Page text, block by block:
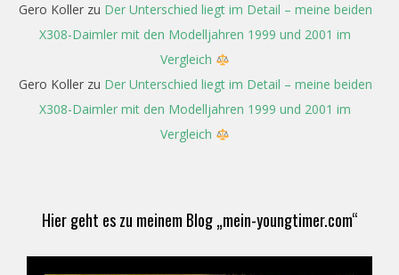
Gero Kollerzu Der Unterschied liegt im Detail – meine beiden
X308-Daimler mit den Modelljahren 1999 und 2001 im
Vergleich
Gero Kollerzu Der Unterschied liegt im Detail – meine beiden
X308-Daimler mit den Modelljahren 1999 und 2001 im
Vergleich
Hier geht es zu meinem Blog „mein-youngtimer.com“